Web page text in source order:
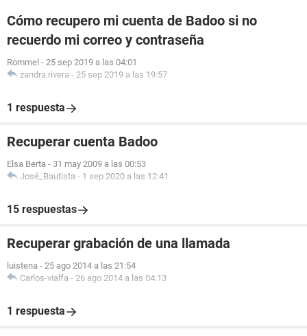
Cómo recupero mi cuenta de Badoo si no
recuerdo mi correo y contraseña
Rommel - 25 sep 2019 a las 04:01
zandra.rivera - 25 sep 2019 a las 19:57
1 respuesta
Recuperar cuenta Badoo
Elsa Berta - 31 may 2009 a las 00:53
José_Bautista - 1 sep 2020 a las 12:41
15 respuestas
Recuperar grabación de una llamada
luistena - 25 ago 2014 a las 21:54
Carlos-vialfa - 26 ago 2014 a las 04:13
1 respuesta